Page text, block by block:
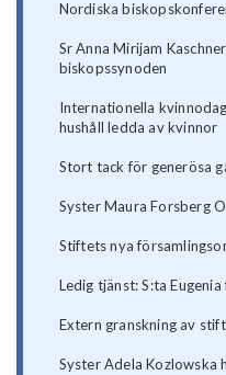
Nordiska
Sr Anna Mirijam
biskopssynoden
Internationella
hushåll ledda av kvinnor
Stort tack för generösa
Syster Maura Forsberg
Stiftets nya
Ledig tjänst: S:ta
Extern granskning av
Syster Adela Kozlowska